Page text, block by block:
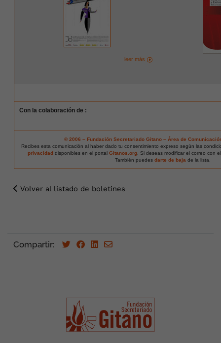
leer más
Con la colaboración de :
© 2006 – Fundación Secretariado Gitano – Área de
Recibes esta comunicación al haber dado tu consentimiento expreso según las
privacidad disponibles en el portal Gitanos.org. Si deseas modificar el correo con
También puedes darte de bajade la lista.
Volver al listado de boletines
Compartir: